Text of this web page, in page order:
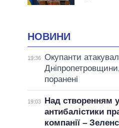
НОВИНИ
19:36 Окупанти
поранені
19:03
Над створенням
антибалістики
компанії –